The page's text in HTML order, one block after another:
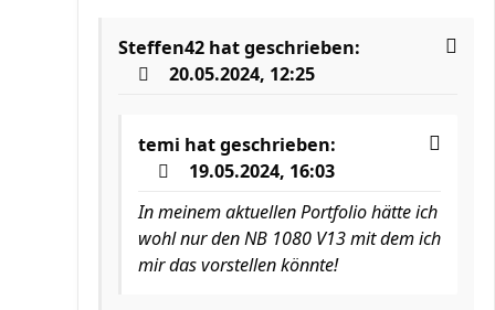
Steffen42 hat geschrieben:
20.05.2024, 12:25
temi hat geschrieben:
19.05.2024, 16:03
In meinem aktuellen Portfolio hätte ich
wohl nur den NB 1080 V13 mit dem ich
mir das vorstellen könnte!